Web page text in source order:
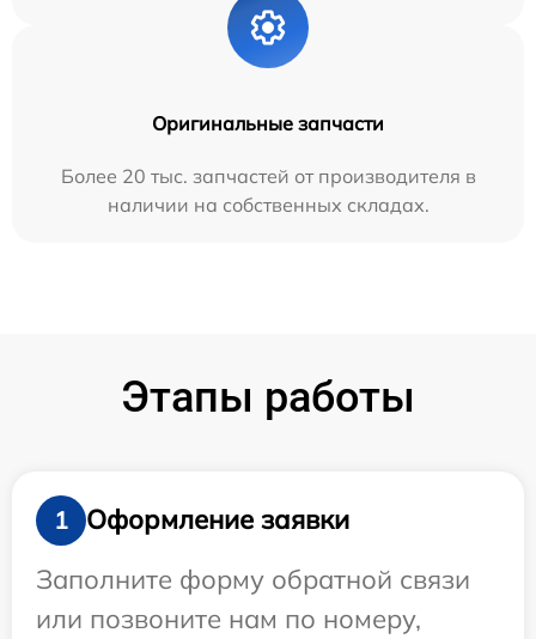
Оригинальные запчасти
Более 20 тыс. запчастей от производителя в
наличии на собственных складах.
Этапы работы
1
Оформление заявки
Заполните форму обратной связи
или позвоните нам по номеру,